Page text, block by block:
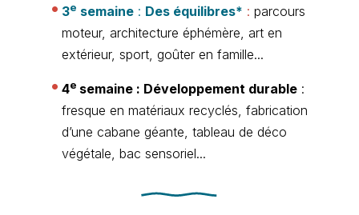
3e semaine : Des équilibres* : parcours
moteur, architecture éphémère, art en
extérieur, sport, goûter en famille...
4e semaine : Développement durable :
fresque en matériaux recyclés, fabrication
d’une cabane géante, tableau de déco
végétale, bac sensoriel...